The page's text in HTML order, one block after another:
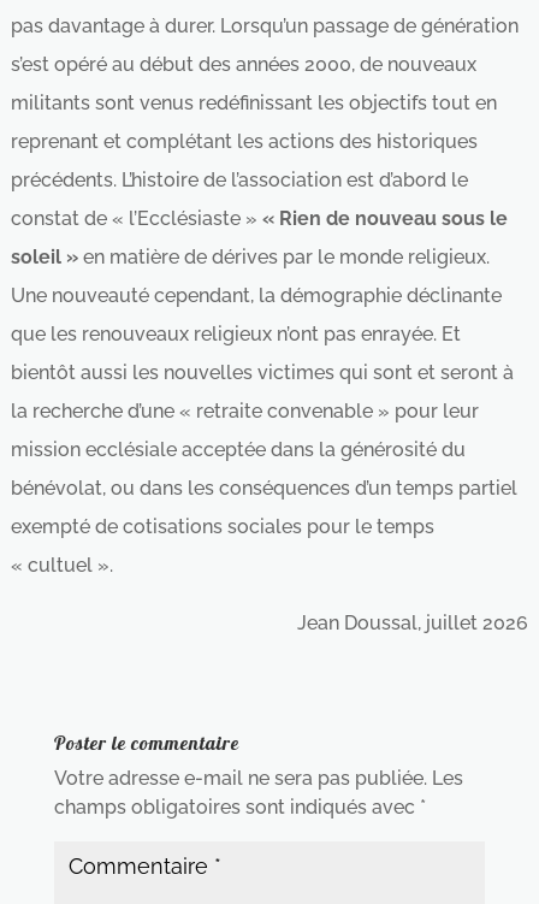
pas davantage à durer. Lorsqu’un passage de génération
s’est opéré au début des années 2000, de nouveaux
militants sont venus redéfinissant les objectifs tout en
reprenant et complétant les actions des historiques
précédents. L’histoire de l’association est d’abord le
constat de « l’Ecclésiaste » « Rien de nouveau sous le
soleil »en matière de dérives par le monde religieux.
Une nouveauté cependant, la démographie déclinante
que les renouveaux religieux n’ont pas enrayée. Et
bientôt aussi les nouvelles victimes qui sont et seront à
la recherche d’une « retraite convenable » pour leur
mission ecclésiale acceptée dans la générosité du
bénévolat, ou dans les conséquences d’un temps partiel
exempté de cotisations sociales pour le temps
« cultuel ».
Jean Doussal, juillet 2026
Poster le commentaire
Votre adresse e-mail ne sera pas publiée. Les
champs obligatoires sont indiqués avec *